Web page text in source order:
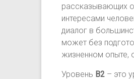
рассказывающих
интересами
диалог в
может без
жизненном опыте,
Уровень В2 – это